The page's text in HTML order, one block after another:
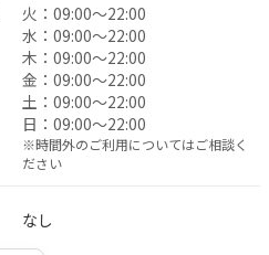
火： 09:00〜22:00
水： 09:00〜22:00
木： 09:00〜22:00
金： 09:00〜22:00
土： 09:00〜22:00
日： 09:00〜22:00
※時間外のご利用についてはご相談く
ださい
なし